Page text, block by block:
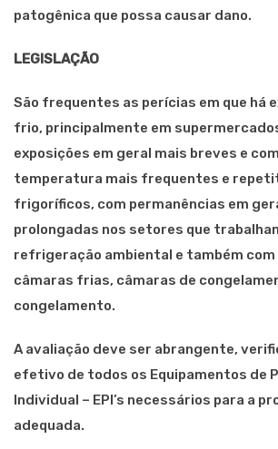
patogênica que possa causar dano.
LEGISLAÇÃO
São frequentes as perícias em que há
frio, principalmente em
exposições em geral mais breves e
temperatura mais frequentes e
frigoríficos, com permanências em
prolongadas nos setores que
refrigeração ambiental e também
câmaras frias, câmaras de
congelamento.
A avaliação deve ser abrangente,
efetivo de todos os Equipamentos de
Individual – EPI’s necessários para a
adequada.